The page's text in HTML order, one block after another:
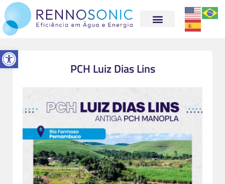
Abrir a barra de ferramentas
PCH Luiz Dias Lins